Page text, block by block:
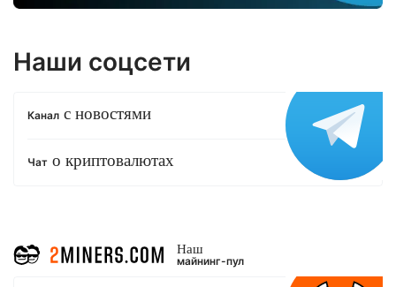
Наши соцсети
Канал с новостями
Чат о криптовалютах
Наш
майнинг-пул